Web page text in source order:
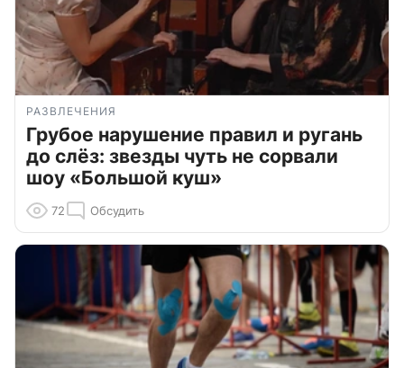
РАЗВЛЕЧЕНИЯ
Грубое нарушение правил и ругань
до слёз: звезды чуть не сорвали
шоу «Большой куш»
72 Обсудить